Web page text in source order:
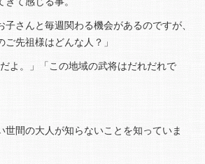
さんと毎週関わる機会があるのですが、
先祖様はどんな人？」
よ。」「この地域の武将はだれだれで
世間の大人が知らないことを知っていま